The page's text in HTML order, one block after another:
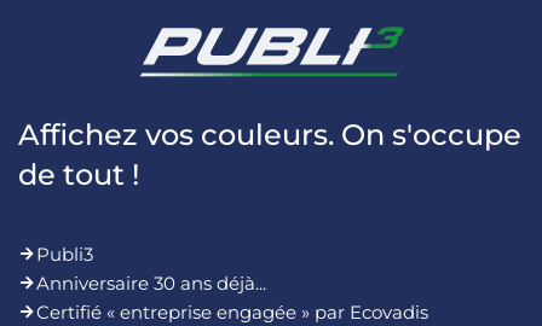
Affichez vos couleurs. On s'occupe
de tout !
Publi3
Anniversaire 30 ans déjà...
Certifié « entreprise engagée » par Ecovadis